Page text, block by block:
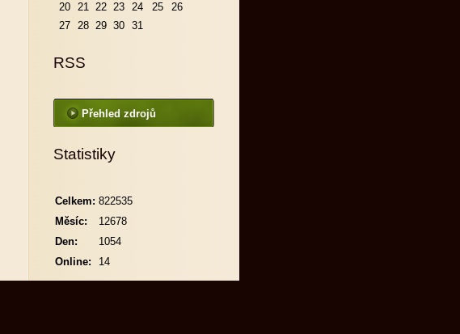
20
21 22 23 24 25
26
27
28 29 30 31
RSS
Přehled zdrojů
Statistiky
Online: 14
Celkem: 822535
Měsíc:
12678
Den:
1054